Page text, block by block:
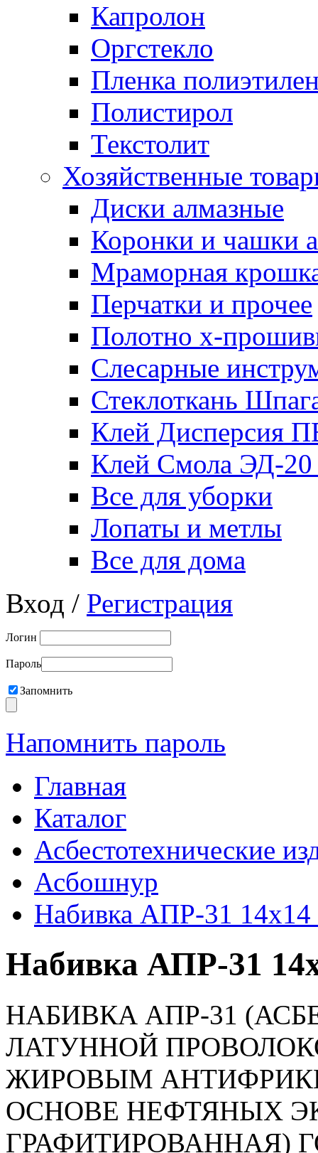
Капролон
Оргстекло
Пленка
Полистирол
Текстолит
Хозяйственные
Диски алмазные
Коронки и чашки
Мраморная
Перчатки и прочее
Полотно х-
Слесарные
Стеклоткань
Клей Дисперсия
Клей Смола ЭД-20
Все для уборки
Лопаты и метлы
Все для дома
Вход / Регистрация
Логин
Пароль
Запомнить
Напомнить пароль
Главная
Каталог
Асбестотехнические
Асбошнур
Набивка АПР-31
Набивка АПР-31
НАБИВКА АПР-31
ЛАТУННОЙ
ЖИРОВЫМ
ОСНОВЕ НЕФТЯНЫХ
ГРАФИТИРОВАННАЯ)